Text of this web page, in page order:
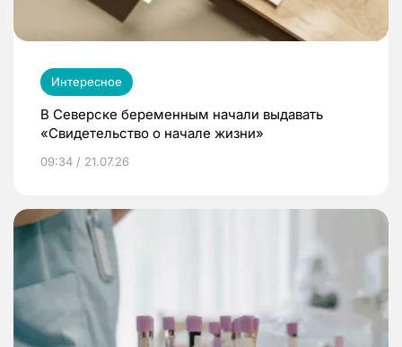
Интересное
В Северске беременным начали выдавать
«Свидетельство о начале жизни»
09:34 / 21.07.26